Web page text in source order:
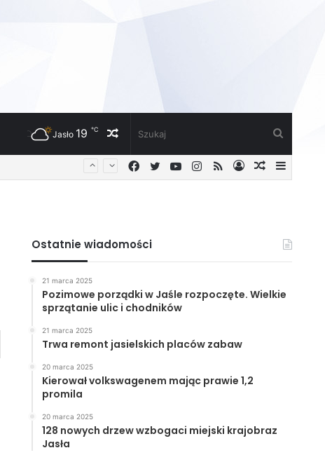
Losowy
artykuł
Jasło 19 ℃
Losowy
Zaloguj
RSS
Instagram
YouTube
Twitter
Facebook
Ostatnie wiadomości
21 marca 2025
Pozimowe porządki w Jaśle rozpoczęte. Wielkie
sprzątanie ulic i chodników
21 marca 2025
Trwa remont jasielskich placów zabaw
20 marca 2025
Kierował volkswagenem mając prawie 1,2
promila
20 marca 2025
128 nowych drzew wzbogaci miejski krajobraz
Jasła